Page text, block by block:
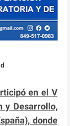
en el V
y Desarrollo,
donde